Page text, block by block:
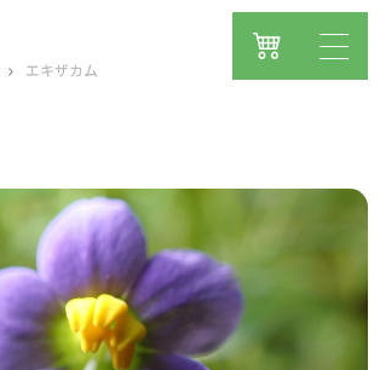
エキザカム